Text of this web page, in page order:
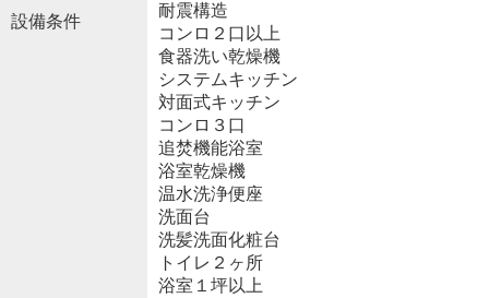
設備条件
耐震構造
コンロ２口以上
食器洗い乾燥機
システムキッチン
対面式キッチン
コンロ３口
追焚機能浴室
浴室乾燥機
温水洗浄便座
洗面台
洗髪洗面化粧台
トイレ２ヶ所
浴室１坪以上